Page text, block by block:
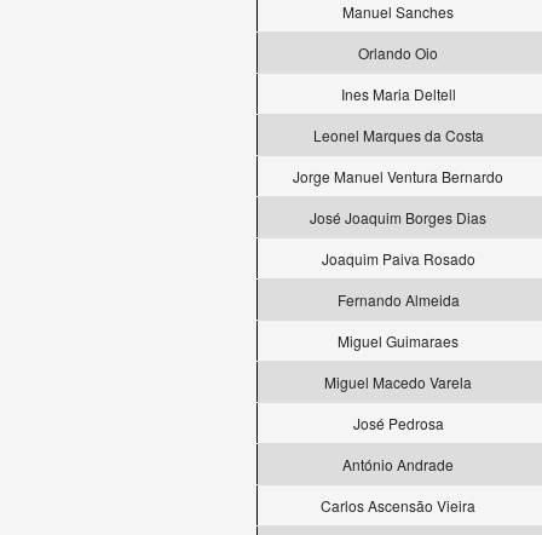
Manuel Sanches
Orlando Oio
Ines Maria Deltell
Leonel Marques da Costa
Jorge Manuel Ventura Bernardo
José Joaquim Borges Dias
Joaquim Paiva Rosado
Fernando Almeida
Miguel Guimaraes
Miguel Macedo Varela
José Pedrosa
António Andrade
Carlos Ascensão Vieira